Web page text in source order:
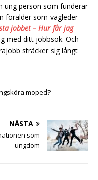
ung person som funderar
förälder som vägleder
jobbet – Hur får jag
med ditt jobbsök. Och
sträcker sig långt
moped?
NÄSTA
som
ungdom